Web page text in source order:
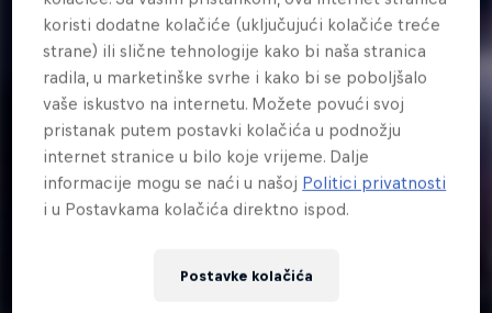
koristi dodatne kolačiće (uključujući kolačiće treće
strane) ili slične tehnologije kako bi naša stranica
radila, u marketinške svrhe i kako bi se poboljšalo
vaše iskustvo na internetu. Možete povući svoj
pristanak putem postavki kolačića u podnožju
internet stranice u bilo koje vrijeme. Dalje
informacije mogu se naći u našoj Politici privatnosti
i u Postavkama kolačića direktno ispod.
Postavke kolačića